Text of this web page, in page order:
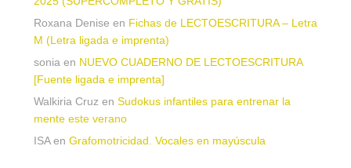
Roxana Denise en Fichas de LECTOESCRITURA – Letra
M (Letra ligada e imprenta)
sonia en NUEVO CUADERNO DE LECTOESCRITURA
[Fuente ligada e imprenta]
Walkiria Cruz en Sudokus infantiles para entrenar la
mente este verano
ISAen Grafomotricidad. Vocales en mayúscula